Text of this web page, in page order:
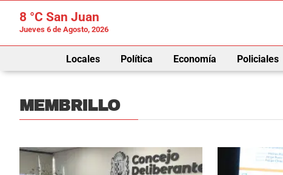
8 °C San Juan
Jueves 6 de Agosto, 2026
Locales Política Economía Policiales
MEMBRILLO